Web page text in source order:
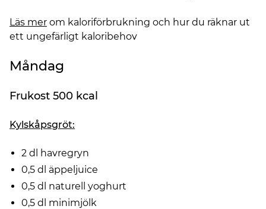
Läs mer om kaloriförbrukning och hur du räknar ut
ett ungefärligt kaloribehov
Måndag
Frukost 500 kcal
Kylskåpsgröt:
2 dl havregryn
0,5 dl äppeljuice
0,5 dl naturell yoghurt
0,5 dl minimjölk